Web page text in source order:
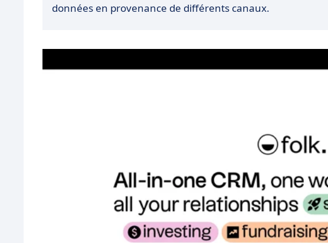
données en provenance de différents canaux.